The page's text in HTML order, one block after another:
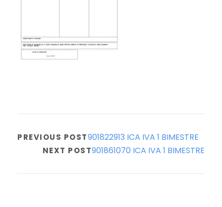
PREVIOUS POST901822913 ICA IVA 1 BIMESTRE
NEXT POST901861070 ICA IVA 1 BIMESTRE